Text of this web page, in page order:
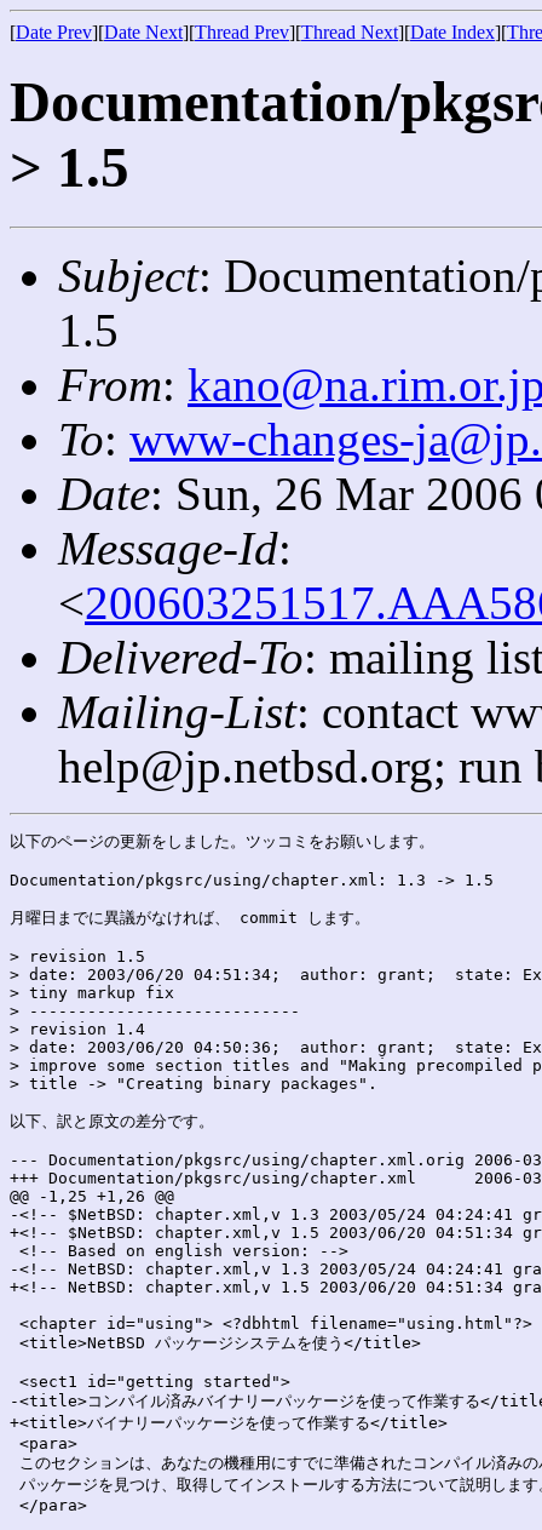
[Date Prev][Date Next][Thread Prev][Thread Next][Date Index][
Documentation/
> 1.5
Subject:
1.5
From:
To: www-changes-
Date: Sun, 26 Mar
Message-Id:
<
Delivered-To: mailing
Mailing-List: contact
help@jp.netbsd.org;
以下のページの更新をしました。ツッコミをお願いします。
Documentation/pkgsrc/using/chapter.xml: 1.3 -> 1.5
月曜日までに異議がなければ、 commit します。
> revision 1.5
> date: 2003/06/20 04:51:34;  author: grant;  state:
> tiny markup fix
> ----------------------------
> revision 1.4
> date: 2003/06/20 04:50:36;  author: grant;  state:
> improve some section titles and "Making precompiled
> title -> "Creating binary packages".
以下、訳と原文の差分です。
--- Documentation/pkgsrc/using/chapter.xml.orig	2006-03-26 00:17:24.000000000 +0900
+++ Documentation/pkgsrc/using/chapter.xml	2006-03-26 00:17:24.000000000 +0900
@@ -1,25 +1,26 @@
-<!-- $NetBSD: chapter.xml,v 1.3 2003/05/24 04:24:41
+<!-- $NetBSD: chapter.xml,v 1.5 2003/06/20 04:51:34
<!-- Based on english version: -->
-<!-- NetBSD: chapter.xml,v 1.3 2003/05/24 04:24:41
+<!-- NetBSD: chapter.xml,v 1.5 2003/06/20 04:51:34
<chapter id="using"> <?dbhtml filename="using.html"?>
<title>NetBSD パッケージシステムを使う</title>
<sect1 id="getting started">
-<title>コンパイル済みバイナリーパッケージを使って作業する</
+<title>バイナリーパッケージを使って作業する</title>
<para>
このセクションは、あなたの機種用にすでに準備されたコンパイル済み
パッケージを見つけ、取得してインストールする方法について説明します
</para>